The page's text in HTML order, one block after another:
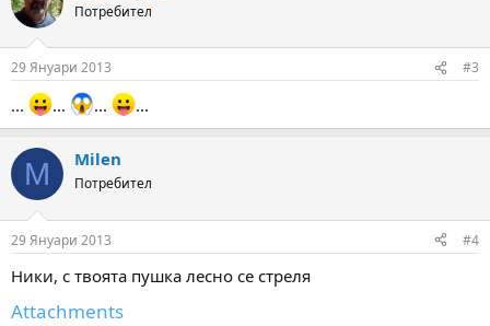
Потребител
29 Януари 2013 #3
... ... ... ...
M Milen
Потребител
29 Януари 2013 #4
Ники, с твоята пушка лесно се стреля
Attachments